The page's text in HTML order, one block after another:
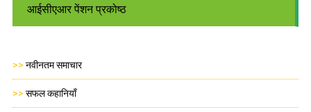
आईसीएआर पेंशन प्रकोष्ठ
>> नवीनतम समाचार
>> सफल कहानियाँ